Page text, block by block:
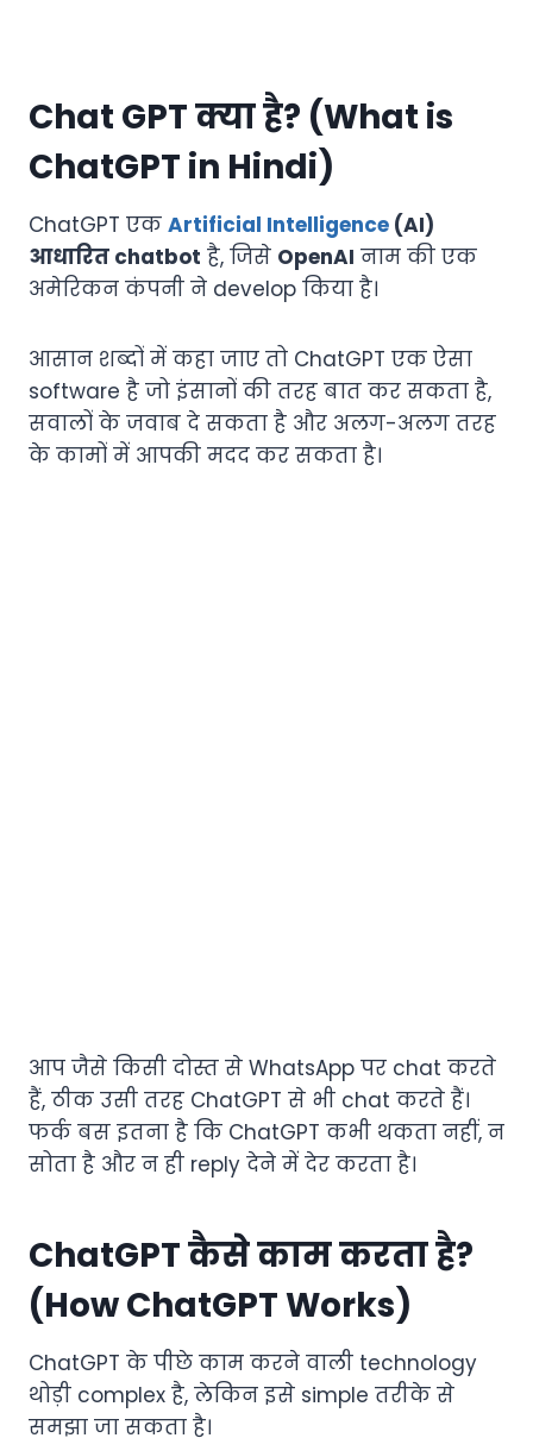
Chat GPT क्या है? (What is
ChatGPT in Hindi)
ChatGPT एक Artificial Intelligence (AI)
आधारित chatbot है, जिसे OpenAI नाम की एक
अमेरिकन कंपनी ने develop किया है।
आसान शब्दों में कहा जाए तो ChatGPT एक ऐसा
software है जो इंसानों की तरह बात कर सकता है,
सवालों के जवाब दे सकता है और अलग-अलग तरह
के कामों में आपकी मदद कर सकता है।
आप जैसे किसी दोस्त से WhatsApp पर chat करते
हैं, ठीक उसी तरह ChatGPT से भी chat करते हैं।
फर्क बस इतना है कि ChatGPT कभी थकता नहीं, न
सोता है और न ही reply देने में देर करता है।
ChatGPT कैसे काम करता है?
(How ChatGPT Works)
ChatGPT के पीछे काम करने वाली technology
थोड़ी complex है, लेकिन इसे simple तरीके से
समझा जा सकता है।